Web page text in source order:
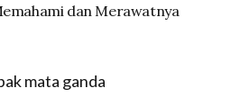
dan Merawatnya